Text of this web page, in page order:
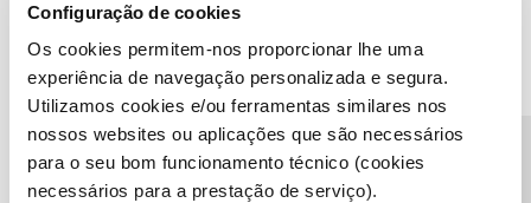
Configuração de cookies
Os cookies permitem-nos proporcionar lhe uma
experiência de navegação personalizada e segura.
Utilizamos cookies e/ou ferramentas similares nos
nossos websites ou aplicações que são necessários
para o seu bom funcionamento técnico (cookies
necessários para a prestação de serviço).
Condições do Fórum NOS Accessibility statement